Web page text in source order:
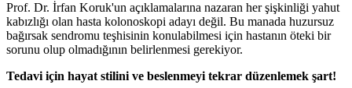
Prof. Dr. İrfan Koruk'un açıklamalarına nazaran her şişkinliği yahut
kabızlığı olan hasta kolonoskopi adayı değil. Bu manada huzursuz
bağırsak sendromu teşhisinin konulabilmesi için hastanın öteki bir
sorunu olup olmadığının belirlenmesi gerekiyor.
Tedavi için hayat stilini ve beslenmeyi tekrar düzenlemek şart!